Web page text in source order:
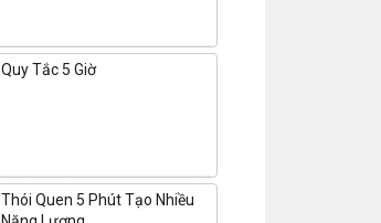
Quy Tắc 5 Giờ
Thói Quen 5 Phút Tạo Nhiều